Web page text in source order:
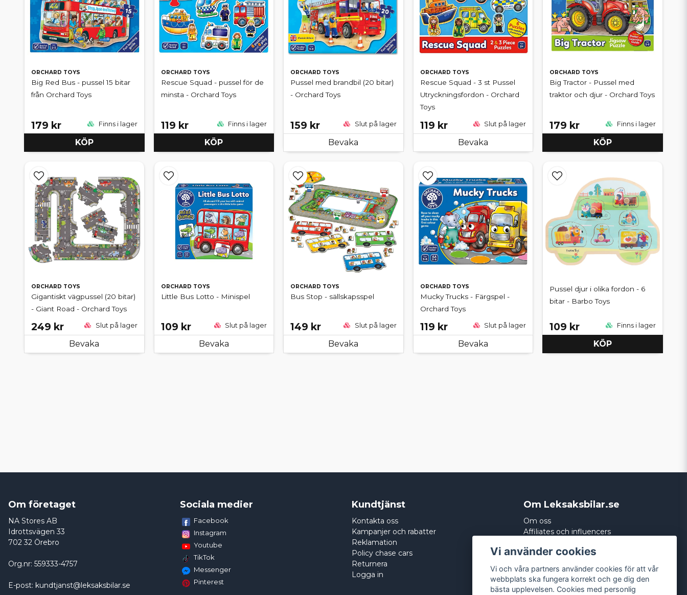
ORCHARD TOYS
Big Red Bus - pussel 15 bitar
från Orchard Toys
179 kr Finns i lager
KÖP
ORCHARD TOYS
Rescue Squad - pussel för de
minsta - Orchard Toys
119 kr Finns i lager
KÖP
ORCHARD TOYS
Pussel med brandbil (20 bitar)
- Orchard Toys
159 kr Slut på lager
Bevaka
ORCHARD TOYS
Rescue Squad - 3 st Pussel
Utryckningsfordon - Orchard
Toys
119 kr Slut på lager
Bevaka
ORCHARD TOYS
Big Tractor - Pussel med
traktor och djur - Orchard Toys
179 kr Finns i lager
KÖP
ORCHARD TOYS
Gigantiskt vägpussel (20 bitar)
- Giant Road - Orchard Toys
249 kr Slut på lager
Bevaka
ORCHARD TOYS
Little Bus Lotto - Minispel
109 kr Slut på lager
Bevaka
ORCHARD TOYS
Bus Stop - sällskapsspel
149 kr Slut på lager
Bevaka
ORCHARD TOYS
Mucky Trucks - Färgspel -
Orchard Toys
119 kr Slut på lager
Bevaka
Pussel djur i olika fordon - 6
bitar - Barbo Toys
109 kr Finns i lager
KÖP
Om företaget
NA Stores AB
Idrottsvägen 33
702 32 Örebro
Org.nr: 559333-4757
E-post: kundtjanst@leksaksbilar.se
Sociala medier
Facebook
Instagram
Youtube
TikTok
Messenger
Pinterest
Kundtjänst
Kontakta oss
Kampanjer och rabatter
Reklamation
Policy chase cars
Returnera
Logga in
Om Leksaksbilar.se
Om oss
Affiliates och influencers
Integritetspolicy
Vi använder cookies
Vi och våra partners använder cookies för att vår
webbplats ska fungera korrekt och ge dig den
bästa upplevelsen. Cookies med personlig